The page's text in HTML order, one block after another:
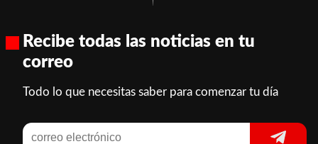
Recibe todas las noticias en tu
correo
Todo lo que necesitas saber para comenzar tu día